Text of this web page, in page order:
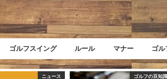
ゴルフスイング ルール マナー ゴル
ゴルフの豆知識 ライフスタイル